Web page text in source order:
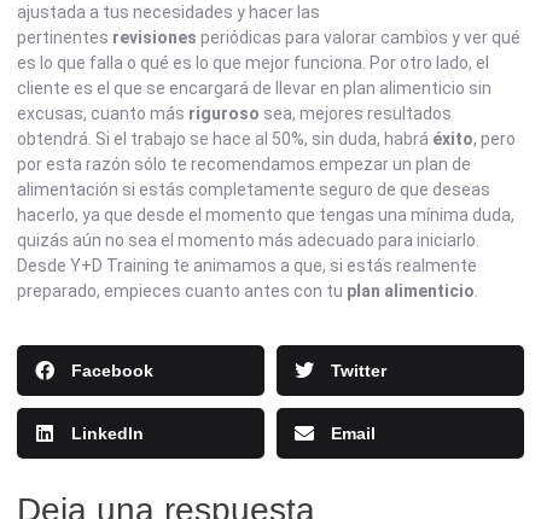
ajustada a tus necesidades y hacer las
pertinentes revisiones periódicas para valorar cambios y ver qué
es lo que falla o qué es lo que mejor funciona. Por otro lado, el
cliente es el que se encargará de llevar en plan alimenticio sin
excusas, cuanto más riguroso sea, mejores resultados
obtendrá. Si el trabajo se hace al 50%, sin duda, habrá éxito, pero
por esta razón sólo te recomendamos empezar un plan de
alimentación si estás completamente seguro de que deseas
hacerlo, ya que desde el momento que tengas una mínima duda,
quizás aún no sea el momento más adecuado para iniciarlo.
Desde Y+D Training te animamos a que, si estás realmente
preparado, empieces cuanto antes con tu plan alimenticio
Facebook Twitter
LinkedIn Email
Deja una respuesta